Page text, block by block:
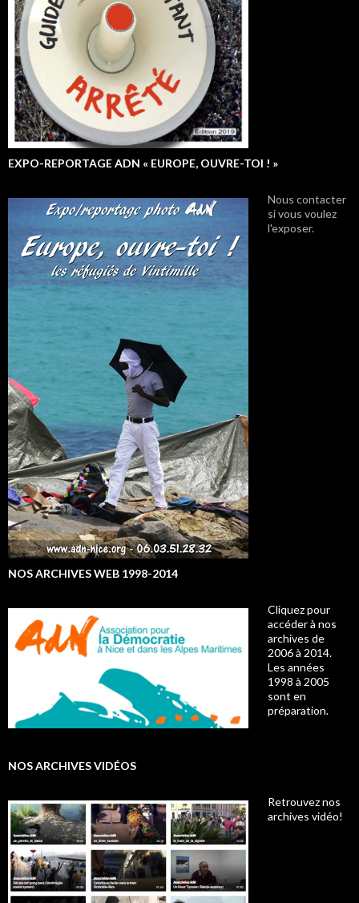
EXPO-REPORTAGE ADN « EUROPE, OUVRE-TOI ! »
Nous contacter
si vous voulez
l'exposer.
NOS ARCHIVES WEB 1998-2014
Cliquez pour
accéder à nos
archives de
2006 à 2014.
Les années
1998 à 2005
sont en
préparation.
NOS ARCHIVES VIDÉOS
Retrouvez nos
archives vidéo!